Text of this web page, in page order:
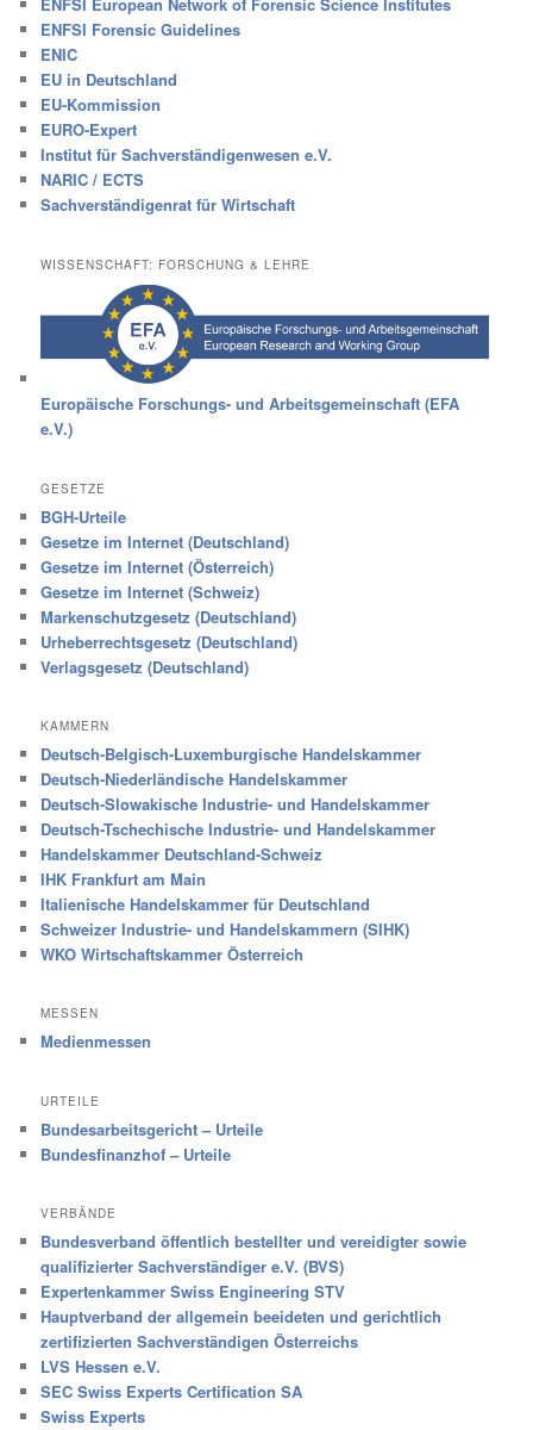
ENFSI European Network of Forensic Science Institutes
ENFSI Forensic Guidelines
ENIC
EU in Deutschland
EU-Kommission
EURO-Expert
Institut für Sachverständigenwesen e.V.
NARIC / ECTS
Sachverständigenrat für Wirtschaft
WISSENSCHAFT: FORSCHUNG & LEHRE
Europäische Forschungs- und Arbeitsgemeinschaft (EFA
e.V.)
GESETZE
BGH-Urteile
Gesetze im Internet (Deutschland)
Gesetze im Internet (Österreich)
Gesetze im Internet (Schweiz)
Markenschutzgesetz (Deutschland)
Urheberrechtsgesetz (Deutschland)
Verlagsgesetz (Deutschland)
KAMMERN
Deutsch-Belgisch-Luxemburgische Handelskammer
Deutsch-Niederländische Handelskammer
Deutsch-Slowakische Industrie- und Handelskammer
Deutsch-Tschechische Industrie- und Handelskammer
Handelskammer Deutschland-Schweiz
IHK Frankfurt am Main
Italienische Handelskammer für Deutschland
Schweizer Industrie- und Handelskammern (SIHK)
WKO Wirtschaftskammer Österreich
MESSEN
Medienmessen
URTEILE
Bundesarbeitsgericht – Urteile
Bundesfinanzhof – Urteile
VERBÄNDE
Bundesverband öffentlich bestellter und vereidigter sowie
qualifizierter Sachverständiger e.V. (BVS)
Expertenkammer Swiss Engineering STV
Hauptverband der allgemein beeideten und gerichtlich
zertifizierten Sachverständigen Österreichs
LVS Hessen e.V.
SEC Swiss Experts Certification SA
Swiss Experts